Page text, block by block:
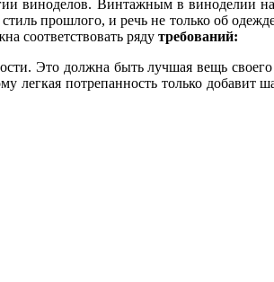
виноделов. Винтажным в виноделии
прошлого, и речь не только об
соответствовать ряду требований:
Это должна быть лучшая вещь
легкая потрепанность только